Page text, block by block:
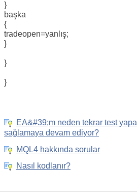
}
başka
{
tradeopen=yanlış;
}
}
}
EA&#39;m neden tekrar test
sağlamaya devam ediyor?
MQL4 hakkında sorular
Nasıl kodlanır?